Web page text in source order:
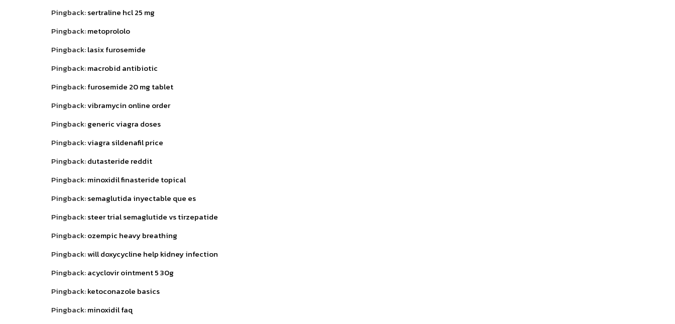
Pingback:sertraline hcl 25 mg
Pingback:metoprololo
Pingback:lasix furosemide
Pingback:macrobid antibiotic
Pingback:furosemide 20 mg tablet
Pingback:vibramycin online order
Pingback:generic viagra doses
Pingback:viagra sildenafil price
Pingback:dutasteride reddit
Pingback:minoxidil finasteride topical
Pingback:semaglutida inyectable que es
Pingback:steer trial semaglutide vs tirzepatide
Pingback:ozempic heavy breathing
Pingback:will doxycycline help kidney infection
Pingback:acyclovir ointment 5 30g
Pingback:ketoconazole basics
Pingback:minoxidil faq